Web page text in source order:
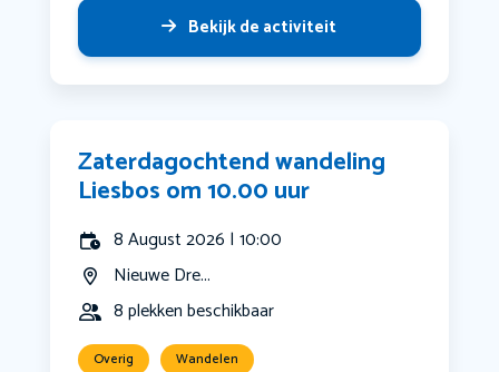
Bekijk de activiteit
Zaterdagochtend wandeling
Liesbos om 10.00 uur
8 August 2026 | 10:00
Nieuwe Dre...
8 plekken beschikbaar
Overig Wandelen